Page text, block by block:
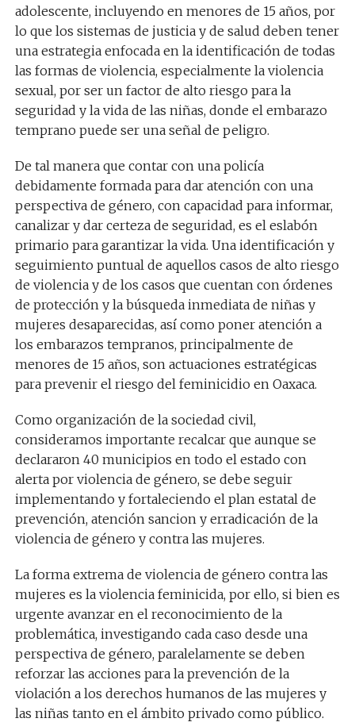
adolescente, incluyendo en menores de 15 años, por
lo que los sistemas de justicia y de salud deben tener
una estrategia enfocada en la identificación de todas
las formas de violencia, especialmente la violencia
sexual, por ser un factor de alto riesgo para la
seguridad y la vida de las niñas, donde el embarazo
temprano puede ser una señal de peligro.
De tal manera que contar con una policía
debidamente formada para dar atención con una
perspectiva de género, con capacidad para informar,
canalizar y dar certeza de seguridad, es el eslabón
primario para garantizar la vida. Una identificación y
seguimiento puntual de aquellos casos de alto riesgo
de violencia y de los casos que cuentan con órdenes
de protección y la búsqueda inmediata de niñas y
mujeres desaparecidas, así como poner atención a
los embarazos tempranos, principalmente de
menores de 15 años, son actuaciones estratégicas
para prevenir el riesgo del feminicidio en Oaxaca.
Como organización de la sociedad civil,
consideramos importante recalcar que aunque se
declararon 40 municipios en todo el estado con
alerta por violencia de género, se debe seguir
implementando y fortaleciendo el plan estatal de
prevención, atención sancion y erradicación de la
violencia de género y contra las mujeres.
La forma extrema de violencia de género contra las
mujeres es la violencia feminicida, por ello, si bien es
urgente avanzar en el reconocimiento de la
problemática, investigando cada caso desde una
perspectiva de género, paralelamente se deben
reforzar las acciones para la prevención de la
violación a los derechos humanos de las mujeres y
las niñas tanto en el ámbito privado como público.